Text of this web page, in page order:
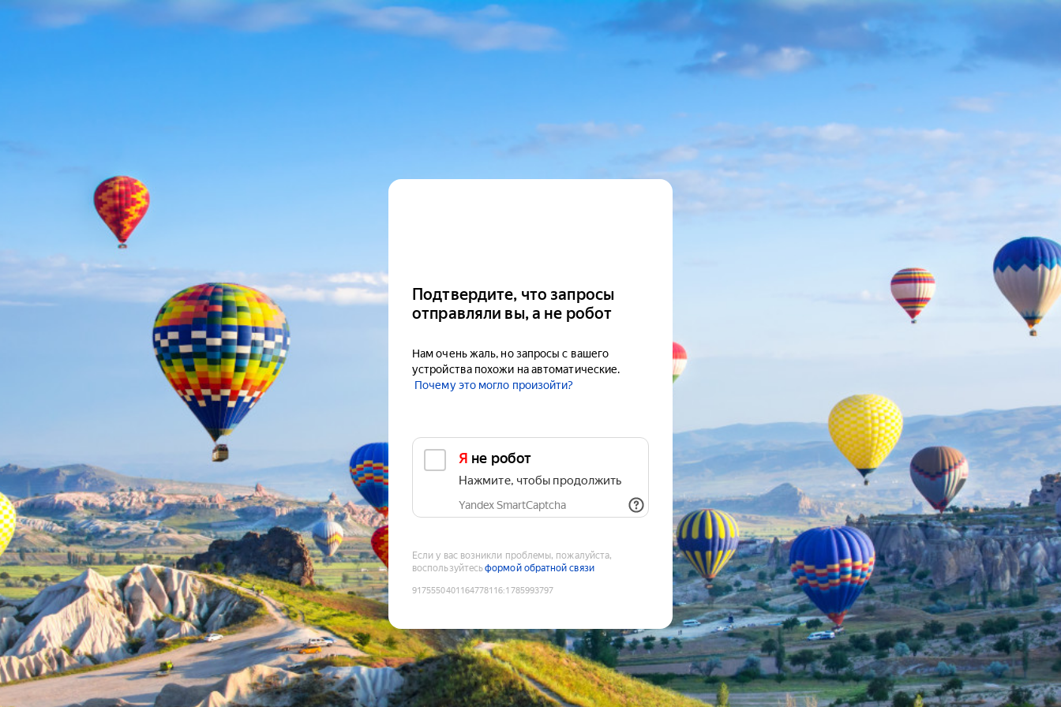
Подтвердите, что запросы
отправляли вы, а не робот
Нам очень жаль, но запросы с вашего
устройства похожи на автоматические.
Почему это могло произойти?
Я не робот
Нажмите, чтобы продолжить
Yandex SmartCaptcha
Если у вас возникли проблемы, пожалуйста,
воспользуйтесьформой обратной связи
9175550401164778116:1785993797